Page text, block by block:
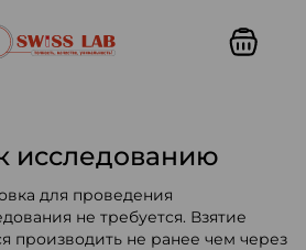
исследованию
для проведения
не требуется. Взятие
производить не ранее чем через